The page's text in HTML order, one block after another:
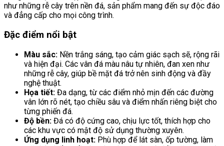
như những rễ cây trên nền đá, sản phẩm mang đến sự độc đáo
và đẳng cấp cho mọi công trình.
Đặc điểm nổi bật
Màu sắc: Nền trắng sáng, tạo cảm giác sạch sẽ, rộng rãi
và hiện đại. Các vân đá màu nâu tự nhiên, đan xen như
những rễ cây, giúp bề mặt đá trở nên sinh động và đầy
nghệ thuật.
Họa tiết: Đa dạng, từ các điểm nhỏ mịn đến các đường
vân lớn rõ nét, tạo chiều sâu và điểm nhấn riêng biệt cho
từng phiến đá.
Độ bền: Đá có độ cứng cao, chịu lực tốt, thích hợp cho
các khu vực có mật độ sử dụng thường xuyên.
Ứng dụng linh hoạt: Phù hợp để lát sàn, ốp tường, làm